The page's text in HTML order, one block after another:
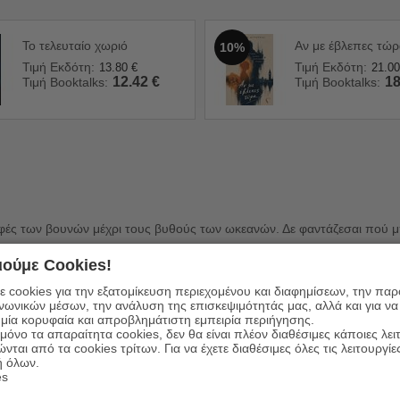
Το τελευταίο χωριό
Τιμή Εκδότη: 13.80 €
Τιμή Booktalks: 12.42 €
10%
Αν με έβλεπες
Τιμή Εκδότη: 21.00
Τιμή Booktalks:
των βουνών μέχρι τους βυθούς των ωκεανών. Δε φαντάζεσαι πού
Cookies!
cookies για την εξατομίκευση περιεχομένου και διαφημίσεων, την
μέσων, την ανάλυση της επισκεψιμότητάς μας, αλλά και για
κορυφαία και απροβλημάτιστη εμπειρία περιήγησης.
τα απαραίτητα cookies, δεν θα είναι πλέον διαθέσιμες κάποιες
από τα cookies τρίτων. Για να έχετε διαθέσιμες όλες τις
όλων.